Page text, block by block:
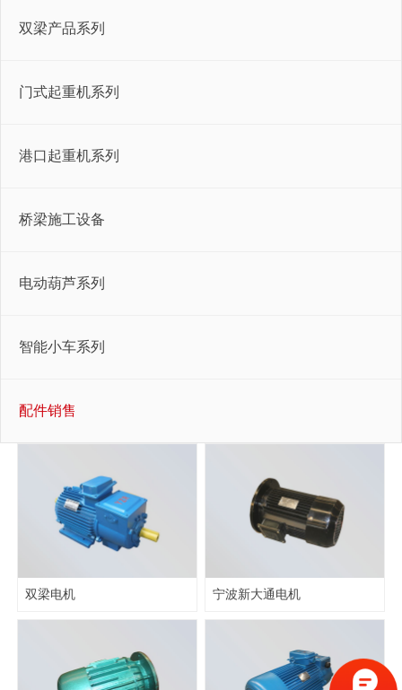
双梁产品系列
门式起重机系列
港口起重机系列
桥梁施工设备
电动葫芦系列
智能小车系列
配件销售
双梁电机 宁波新大通电机